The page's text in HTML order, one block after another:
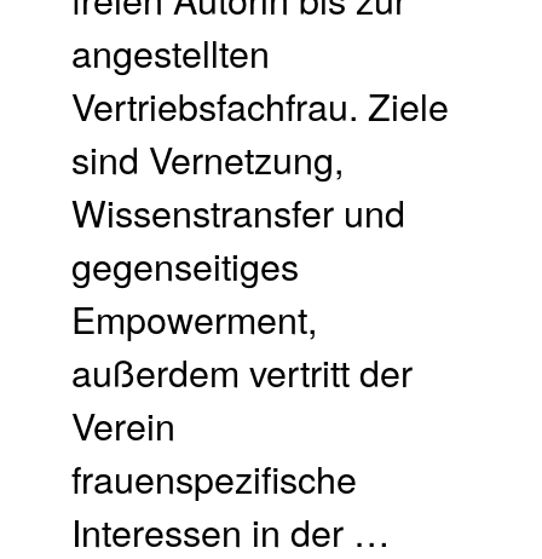
angestellten
Vertriebsfachfrau. Ziele
sind Vernetzung,
Wissenstransfer und
gegenseitiges
Empowerment,
außerdem vertritt der
Verein
frauenspezifische
Interessen in der …